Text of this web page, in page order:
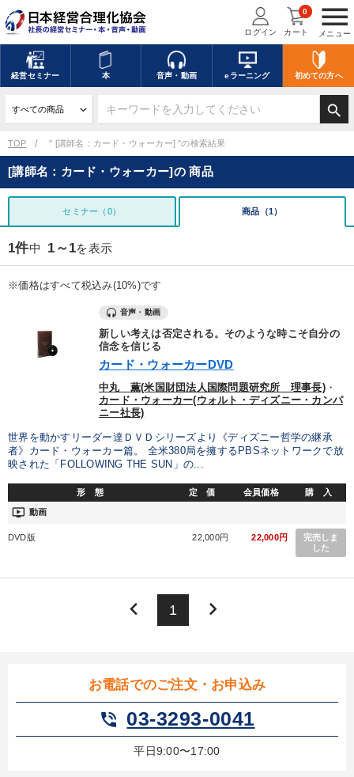
menu
メニュー
ログイン カート
0
経営セミナー 本 音声・動画 eラーニング 初めての方へ
search
TOP " [講師名：カード・ウォーカー] "の検索結果
お電話でのご注文・お申込み
phone_in_talk 03-3293-0041
平日9:00〜17:00
[講師名：カード・ウォーカー]の 商品
セミナー（0） 商品（1）
1件中 1～1を表示
※価格はすべて税込み(10%)です
音声・動画
新しい考えは否定される。そのような時こそ自分の
信念を信じる
カード・ウォーカーDVD
中丸 薫(米国財団法人国際問題研究所 理事長)・
カード・ウォーカー(ウォルト・ディズニー・カンパ
ニー社長)
世界を動かすリーダー達ＤＶＤシリーズより《ディズニー哲学の継承
者》カード・ウォーカー篇。 全米380局を擁するPBSネットワークで放
映された「FOLLOWING THE SUN」の...
形 態 定 価 会員価格 購 入
ondemand_video 動画
DVD版 22,000円 22,000円
完売しま
した
keyboard_arrow_left 1 keyboard_arrow_right